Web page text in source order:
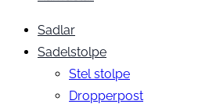
Sadlar
Sadelstolpe
Stel stolpe
Dropperpost